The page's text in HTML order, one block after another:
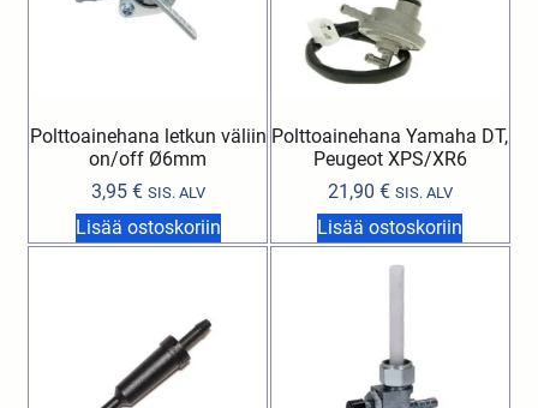
Polttoainehana letkun väliin
on/off Ø6mm
3,95 € SIS. ALV
Lisää ostoskoriin
Polttoainehana Yamaha DT,
Peugeot XPS/XR6
21,90 € SIS. ALV
Lisää ostoskoriin